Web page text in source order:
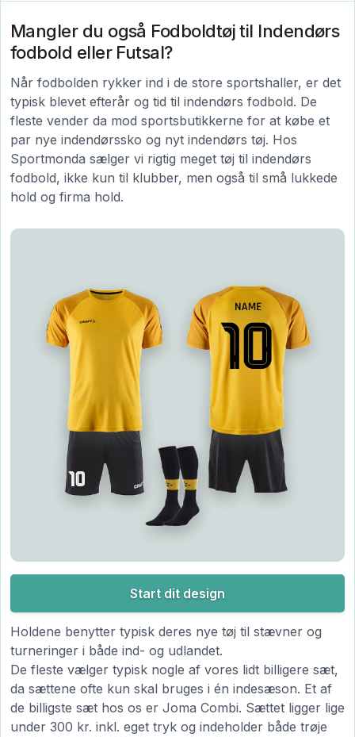
Mangler du også Fodboldtøj til Indendørs
fodbold eller Futsal?
Når fodbolden rykker ind i de store sportshaller, er det
typisk blevet efterår og tid til indendørs fodbold. De
fleste vender da mod sportsbutikkerne for at købe et
par nye indendørssko og nyt indendørs tøj. Hos
Sportmonda sælger vi rigtig meget tøj til indendørs
fodbold, ikke kun til klubber, men også til små lukkede
hold og firma hold.
Start dit design
Holdene benytter typisk deres nye tøj til stævner og
turneringer i både ind- og udlandet.
De fleste vælger typisk nogle af vores lidt billigere sæt,
da sættene ofte kun skal bruges i én indesæson. Et af
de billigste sæt hos os er Joma Combi. Sættet ligger lige
under 300 kr. inkl. eget tryk og indeholder både trøje